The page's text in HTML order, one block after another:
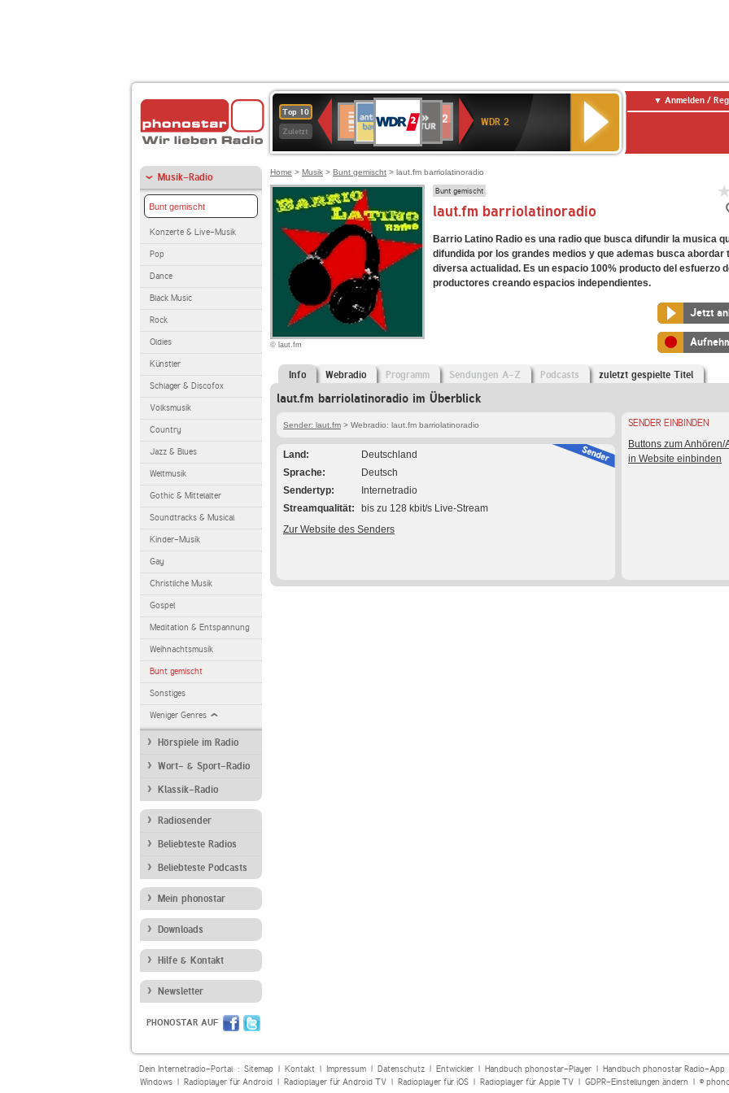
Top 10
Zuletzt
Deutschlandfunk
90er
OLDIE
ANTENNE
4
KLASSIK
Deutschlandfunk
KulturBAYERN
2
Kultur
NDR
2
WDR 2
Anmelden /
Musik-Radio
Bunt gemischt
Konzerte & Live-Musik
Pop
Dance
Black Music
Rock
Oldies
Künstler
Schlager & Discofox
Volksmusik
Country
Jazz & Blues
Weltmusik
Gothic & Mittelalter
Soundtracks & Musical
Kinder-Musik
Gay
Christliche Musik
Gospel
Meditation & Entspannung
Weihnachtsmusik
Bunt gemischt
Sonstiges
Weniger Genres
Hörspiele im Radio
Wort- & Sport-Radio
Klassik-Radio
Radiosender
Beliebteste Radios
Beliebteste Podcasts
Mein phonostar
Downloads
Hilfe & Kontakt
Newsletter
PHONOSTAR AUF
Home > Musik > Bunt gemischt > laut.fm barriolatinoradio
© laut.fm
Bunt gemischt
laut.fm barriolatinoradio
Barrio Latino Radio es una radio que busca difundir la musica
difundida por los grandes medios y que ademas busca abordar
diversa actualidad. Es un espacio 100% producto del esfuerzo
productores creando espacios independientes.
Jetzt
Info Webradio Programm Sendungen A-Z Podcasts zuletzt gespielte Titel
laut.fm barriolatinoradio im Überblick
Sender: laut.fm > Webradio: laut.fm barriolatinoradio
Land
Deutschland
Sprache
Deutsch
Sendertyp
Internetradio
Streamqualität
bis zu 128 kbit/s Live-Stream
Zur Website des Senders
SENDER EINBINDEN
Buttons zum Anhören/
in Website einbinden
Dein Internetradio-Portal : Sitemap| Kontakt| Impressum| Datenschutz| Entwickler| Handbuch phonostar-Player| Handbuch phonostar Radio-App
Windows| Radioplayer für Android| Radioplayer für Android TV| Radioplayer für iOS| Radioplayer für Apple TV| GDPR-Einstellungen ändern | ©